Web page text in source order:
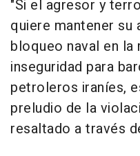
"Si el agresor y
quiere mantener su
bloqueo naval en la
inseguridad para
petroleros iraníes,
preludio de la
resaltado a través